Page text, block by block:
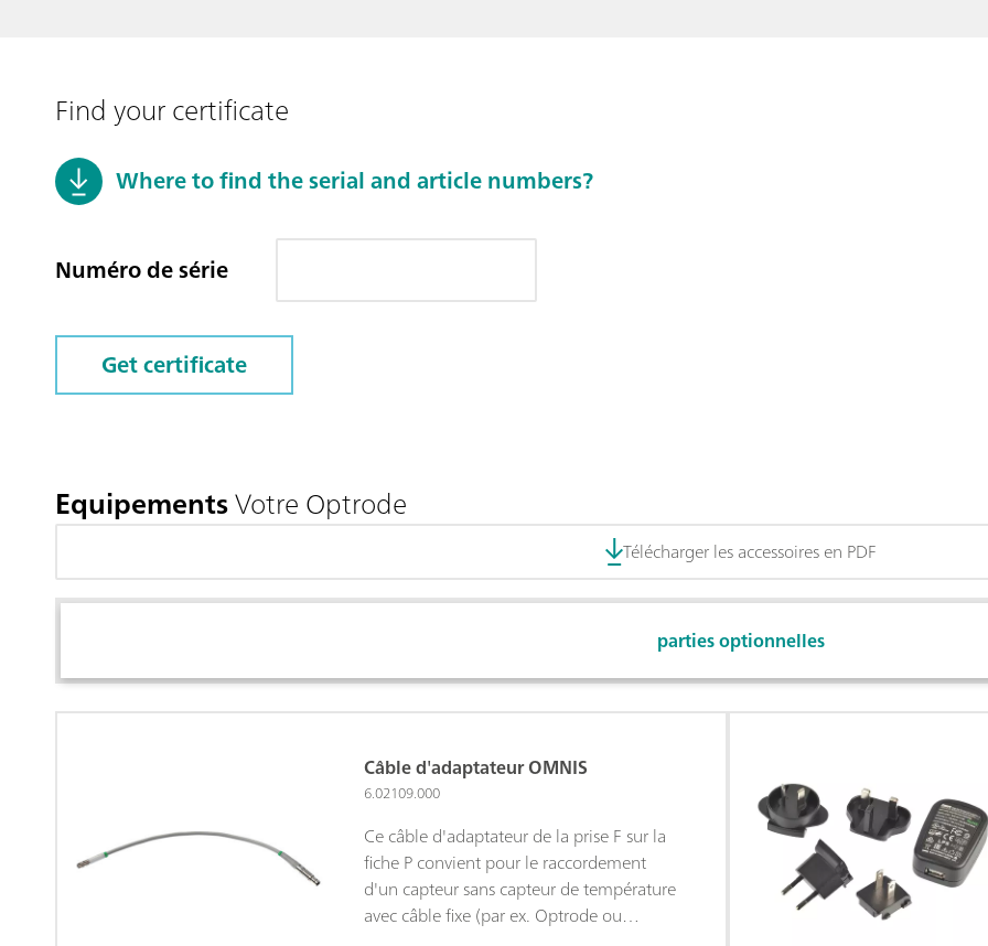
Find your certificate
Where to find the serial and article numbers?
Numéro de série
Get certificate
EquipementsVotre Optrode
Télécharger les accessoires en PDF
parties optionnelles
Câble d'adaptateur OMNIS
6.02109.000
Ce câble d'adaptateur de la prise F sur la
fiche P convient pour le raccordement
d'un capteur sans capteur de température
avec câble fixe (par ex. Optrode ou